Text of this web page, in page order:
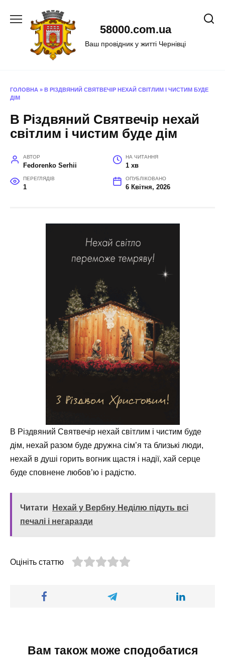
58000.com.ua
Ваш провідник у житті Чернівці
ГОЛОВНА » В РІЗДВЯНИЙ СВЯТВЕЧІР НЕХАЙ СВІТЛИМ І ЧИСТИМ БУДЕ
ДІМ
В Різдвяний Святвечір нехай
світлим і чистим буде дім
АВТОР
Fedorenko Serhii
НА ЧИТАННЯ
1 хв
ПЕРЕГЛЯДІВ
1
ОПУБЛІКОВАНО
6 Квітня, 2026
В Різдвяний Святвечір нехай світлим і чистим буде
дім, нехай разом буде дружна сім’я та близькі люди,
нехай в душі горить вогник щастя і надії, хай серце
буде сповнене любов’ю і радістю.
Читати
Нехай у Вербну Неділю підуть всі
печалі і негаразди
Оцініть статтю
Вам також може сподобатися